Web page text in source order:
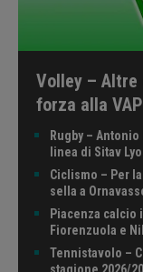
Volley –
forza alla
Rugby –
linea di Sitav
Ciclismo – Per
sella a
Piacenza calcio
Fiorenzuola e
Tennistavolo –